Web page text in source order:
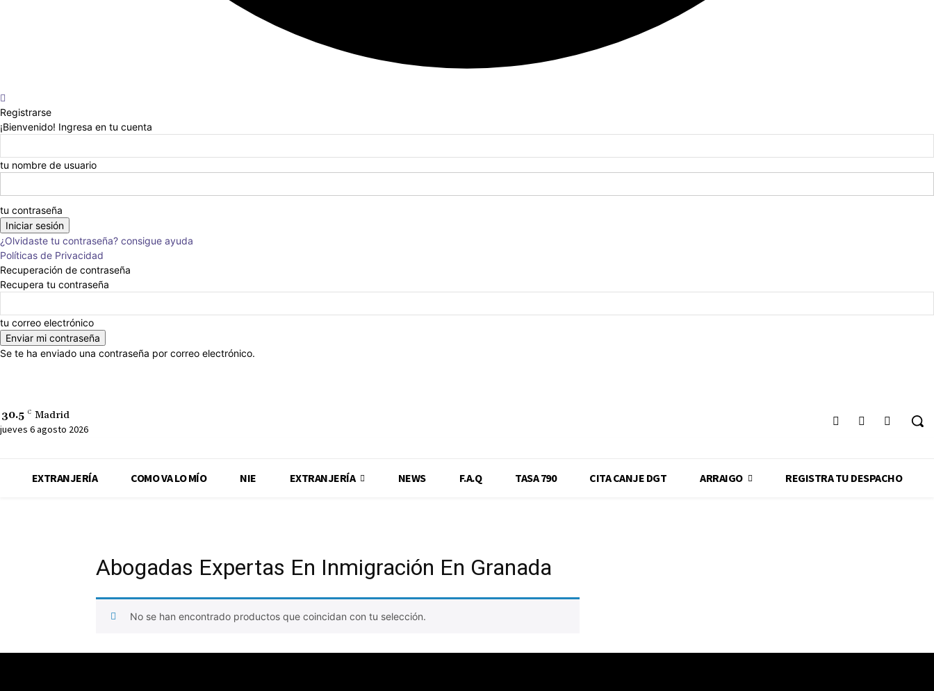
Registrarse
¡Bienvenido! Ingresa en tu cuenta
tu nombre de usuario
tu contraseña
¿Olvidaste tu contraseña? consigue ayuda
Políticas de Privacidad
Recuperación de contraseña
Recupera tu contraseña
tu correo electrónico
Se te ha enviado una contraseña por correo electrónico.
30.5 C Madrid
jueves 6 agosto 2026
EXTRANJERÍA COMO VA LO MÍO NIE EXTRANJERÍA NEWS F.A.Q TASA 790 CITA CANJE DGT ARRAIGO REGISTRA TU DESPACHO
Abogadas Expertas En Inmigración En Granada
No se han encontrado productos que coincidan con tu selección.